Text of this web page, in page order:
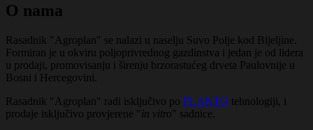
O nama
Rasadnik "Agroplan" se nalazi u naselju Suvo Polje kod Bijeljine.
Formiran je u okviru poljoprivrednog gazdinstva i jedan je od lidera
u prodaji, promovisanju i širenju brzorastućeg drveta Paulovnije u
Bosni i Hercegovini.
Rasadnik "Agroplan" radi isključivo po PLANTO tehnologiji, i
prodaje isključivo provjerene "in vitro" sadnice.